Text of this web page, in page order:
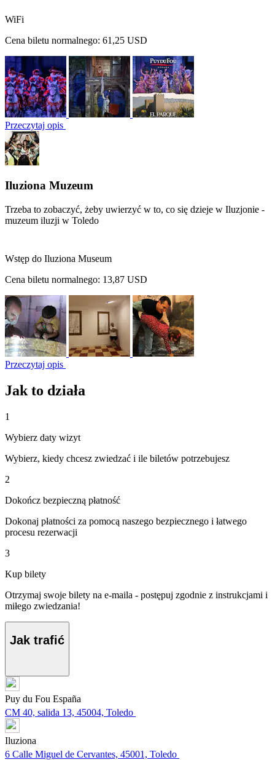
WiFi
Cena biletu normalnego: 61,25 USD
Przeczytaj opis
Iluziona Muzeum
Trzeba to zobaczyć, żeby uwierzyć w to, co się dzieje w Iluzjonie -
muzeum iluzji w Toledo
Wstęp do Iluziona Museum
Cena biletu normalnego: 13,87 USD
Przeczytaj opis
Jak to działa
1
Wybierz daty wizyt
Wybierz, kiedy chcesz zwiedzać i ile biletów potrzebujesz
2
Dokończ bezpieczną płatność
Dokonaj płatności za pomocą naszego bezpiecznego i łatwego
procesu rezerwacji
3
Kup bilety
Otrzymaj swoje bilety na e-maila - postępuj zgodnie z instrukcjami i
miłego zwiedzania!
Jak trafić
Puy du Fou España
CM 40, salida 13, 45004, Toledo
Iluziona
6 Calle Miguel de Cervantes, 45001, Toledo